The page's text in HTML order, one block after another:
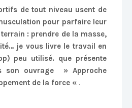
de tout niveau usent de
pour parfaire leur
: prendre de la masse,
je vous livre le travail en
peu utilisé. que présente
son ouvrage » Approche
de la force « .